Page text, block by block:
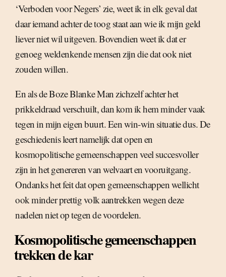
‘Verboden voor Negers’ zie, weet ik in elk geval dat
daar iemand achter de toog staat aan wie ik mijn geld
liever niet wil uitgeven. Bovendien weet ik dat er
genoeg weldenkende mensen zijn die dat ook niet
zouden willen.
En als de Boze Blanke Man zichzelf achter het
prikkeldraad verschuilt, dan kom ik hem minder vaak
tegen in mijn eigen buurt. Een win-win situatie dus. De
geschiedenis leert namelijk dat open en
kosmopolitische gemeenschappen veel succesvoller
zijn in het genereren van welvaart en vooruitgang.
Ondanks het feit dat open gemeenschappen wellicht
ook minder prettig volk aantrekken wegen deze
nadelen niet op tegen de voordelen.
Kosmopolitische gemeenschappen
trekken de kar